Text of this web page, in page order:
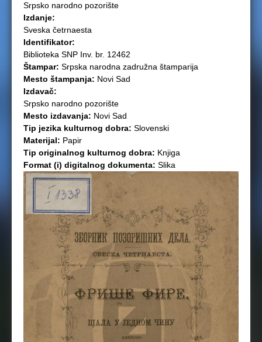
Srpsko narodno pozorište
Izdanje:
Sveska četrnaesta
Identifikator:
Biblioteka SNP Inv. br. 12462
Štampar: Srpska narodna zadružna štamparija
Mesto štampanja: Novi Sad
Izdavač:
Srpsko narodno pozorište
Mesto izdavanja: Novi Sad
Tip jezika kulturnog dobra: Slovenski
Materijal: Papir
Tip originalnog kulturnog dobra: Knjiga
Format (i) digitalnog dokumenta: Slika